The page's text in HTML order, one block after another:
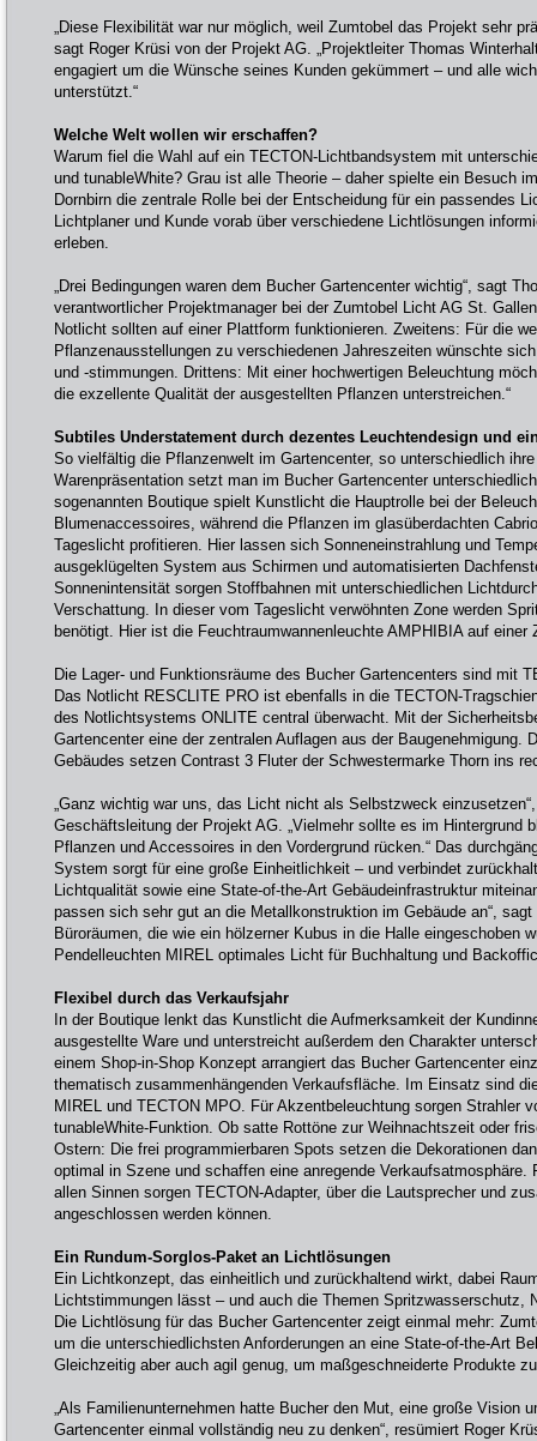
„Diese Flexibilität war nur möglich, weil Zumtobel das Projekt sehr
sagt Roger Krüsi von der Projekt AG. „Projektleiter Thomas
engagiert um die Wünsche seines Kunden gekümmert – und alle
unterstützt.“
Welche Welt wollen wir erschaffen?
Warum fiel die Wahl auf ein TECTON-Lichtbandsystem mit
und tunableWhite? Grau ist alle Theorie – daher spielte ein Besuch
Dornbirn die zentrale Rolle bei der Entscheidung für ein passendes
Lichtplaner und Kunde vorab über verschiedene Lichtlösungen
erleben.
„Drei Bedingungen waren dem Bucher Gartencenter wichtig“, sagt
verantwortlicher Projektmanager bei der Zumtobel Licht AG St.
Notlicht sollten auf einer Plattform funktionieren. Zweitens: Für die
Pflanzenausstellungen zu verschiedenen Jahreszeiten wünschte
und -stimmungen. Drittens: Mit einer hochwertigen Beleuchtung
die exzellente Qualität der ausgestellten Pflanzen unterstreichen.“
Subtiles Understatement durch dezentes Leuchtendesign und
So vielfältig die Pflanzenwelt im Gartencenter, so unterschiedlich
Warenpräsentation setzt man im Bucher Gartencenter
sogenannten Boutique spielt Kunstlicht die Hauptrolle bei der
Blumenaccessoires, während die Pflanzen im glasüberdachten
Tageslicht profitieren. Hier lassen sich Sonneneinstrahlung und
ausgeklügelten System aus Schirmen und automatisierten
Sonnenintensität sorgen Stoffbahnen mit unterschiedlichen
Verschattung. In dieser vom Tageslicht verwöhnten Zone werden
benötigt. Hier ist die Feuchtraumwannenleuchte AMPHIBIA auf
Die Lager- und Funktionsräume des Bucher Gartencenters sind mit
Das Notlicht RESCLITE PRO ist ebenfalls in die TECTON-
des Notlichtsystems ONLITE central überwacht. Mit der
Gartencenter eine der zentralen Auflagen aus der Baugenehmigung.
Gebäudes setzen Contrast 3 Fluter der Schwestermarke Thorn ins
„Ganz wichtig war uns, das Licht nicht als Selbstzweck
Geschäftsleitung der Projekt AG. „Vielmehr sollte es im Hintergrund
Pflanzen und Accessoires in den Vordergrund rücken.“ Das
System sorgt für eine große Einheitlichkeit – und verbindet
Lichtqualität sowie eine State-of-the-Art Gebäudeinfrastruktur
passen sich sehr gut an die Metallkonstruktion im Gebäude an“,
Büroräumen, die wie ein hölzerner Kubus in die Halle eingeschoben
Pendelleuchten MIREL optimales Licht für Buchhaltung und
Flexibel durch das Verkaufsjahr
In der Boutique lenkt das Kunstlicht die Aufmerksamkeit der
ausgestellte Ware und unterstreicht außerdem den Charakter
einem Shop-in-Shop Konzept arrangiert das Bucher Gartencenter
thematisch zusammenhängenden Verkaufsfläche. Im Einsatz sind
MIREL und TECTON MPO. Für Akzentbeleuchtung sorgen Strahler
tunableWhite-Funktion. Ob satte Rottöne zur Weihnachtszeit oder
Ostern: Die frei programmierbaren Spots setzen die Dekorationen
optimal in Szene und schaffen eine anregende Verkaufsatmosphäre.
allen Sinnen sorgen TECTON-Adapter, über die Lautsprecher und
angeschlossen werden können.
Ein Rundum-Sorglos-Paket an Lichtlösungen
Ein Lichtkonzept, das einheitlich und zurückhaltend wirkt, dabei
Lichtstimmungen lässt – und auch die Themen Spritzwasserschutz,
Die Lichtlösung für das Bucher Gartencenter zeigt einmal mehr:
um die unterschiedlichsten Anforderungen an eine State-of-the-Art
Gleichzeitig aber auch agil genug, um maßgeschneiderte Produkte
„Als Familienunternehmen hatte Bucher den Mut, eine große Vision
Gartencenter einmal vollständig neu zu denken“, resümiert Roger